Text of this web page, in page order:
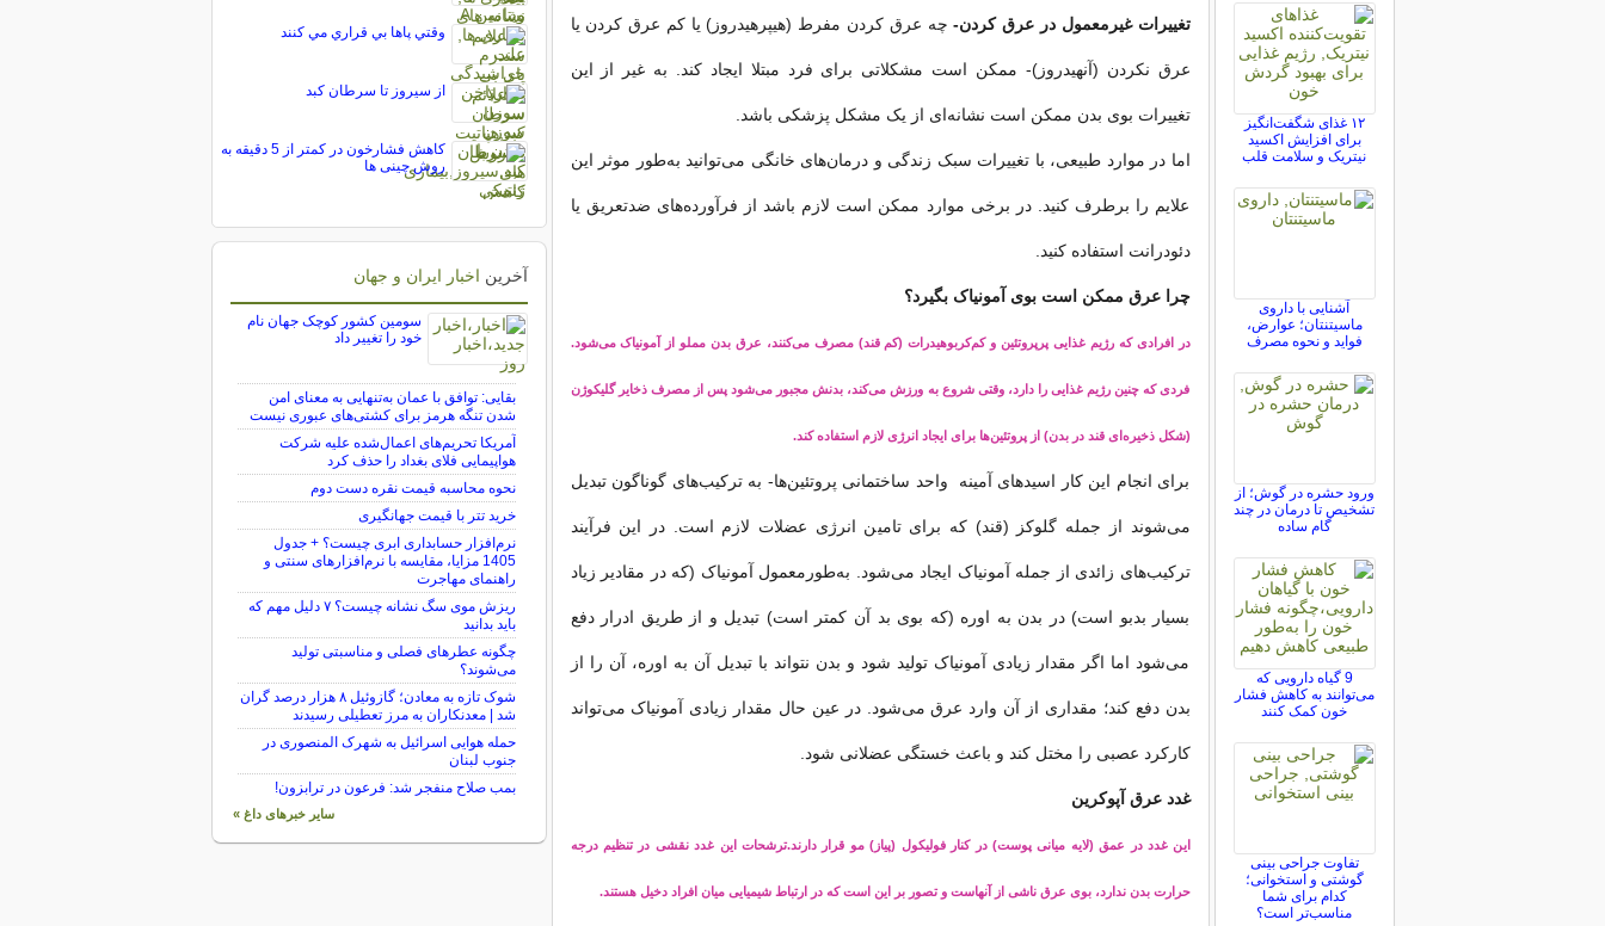
تغییرات غیرمعمول در عرق کردن-چه عرق کردن مفرط (هیپرهیدروز) یا کم عرق کردن یا
عرق نکردن (آنهیدروز)- ممکن است مشکلاتی برای فرد مبتلا ایجاد کند. به غیر از این
تغییرات بوی بدن ممکن است نشانه‌ای از یک مشکل پزشکی باشد.
اما در موارد طبیعی، با تغییرات سبک زندگی و درمان‌های خانگی می‌توانید به‌طور موثر این
علایم را برطرف کنید. در برخی موارد ممکن است لازم باشد از فرآورده‌های ضدتعریق یا
دئودرانت استفاده کنید.
چرا عرق ممکن است بوی آمونیاک بگیرد؟
در افرادی که رژیم غذایی پرپروتئین و کم‌کربوهیدرات (کم قند) مصرف می‌کنند، عرق بدن مملو از آمونیاک می‌شود.
فردی که چنین رژیم غذایی را دارد، وقتی شروع به ورزش می‌کند، بدنش مجبور می‌شود پس از مصرف ذخایر گلیکوژن
(شکل ذخیره‌ای قند در بدن) از پروتئین‌ها برای ایجاد انرژی لازم استفاده کند.
برای انجام این کار اسیدهای آمینه  واحد ساختمانی پروتئین‌ها- به ترکیب‌های گوناگون تبدیل
می‌شوند از جمله گلوکز (قند) که برای تامین انرژی عضلات لازم است. در این فرآیند
ترکیب‌های زائدی از جمله آمونیاک ایجاد می‌شود. به‌طورمعمول آمونیاک (که در مقادیر زیاد
بسیار بدبو است) در بدن به اوره (که بوی بد آن کمتر است) تبدیل و از طریق ادرار دفع
می‌شود اما اگر مقدار زیادی آمونیاک تولید شود و بدن نتواند با تبدیل آن به اوره، آن را از
بدن دفع کند؛ مقداری از آن وارد عرق می‌شود. در عین حال مقدار زیادی آمونیاک می‌تواند
کارکرد عصبی را مختل کند و باعث خستگی عضلانی شود.
غدد عرق آپوکرین
این غدد در عمق (لایه میانی پوست) در کنار فولیکول (پیاز) مو قرار دارند.ترشحات این غدد نقشی در تنظیم درجه
حرارت بدن ندارد، بوی عرق ناشی از آنهاست و تصور بر این است که در ارتباط شیمیایی میان افراد دخیل هستند.
۱۲ غذای شگفت‌انگیز
برای افزایش اکسید
نیتریک و سلامت قلب
آشنایی با داروی
ماسیتنتان؛ عوارض،
فواید و نحوه مصرف
ورود حشره در گوش؛ از
تشخیص تا درمان در چند
گام ساده
9 گیاه دارویی که
می‌توانند به کاهش فشار
خون کمک کنند
تفاوت جراحی بینی
گوشتی و استخوانی؛
کدام برای شما
مناسب‌تر است؟
وقتي پاها بي قراري مي کنند
از سیروز تا سرطان کبد
کاهش فشارخون در کمتر از 5 دقیقه به
روش چینی ها
آخرین اخبار ایران و جهان
سومین کشور کوچک جهان نام
خود را تغییر داد
بقایی: توافق با عمان به‌تنهایی به معنای امن
شدن تنگه هرمز برای کشتی‌های عبوری نیست
آمریکا تحریم‌های اعمال‌شده علیه شرکت
هواپیمایی فلای بغداد را حذف کرد
نحوه محاسبه قیمت نقره دست دوم
خرید تتر با قیمت جهانگیری
نرم‌افزار حسابداری ابری چیست؟ + جدول
1405 مزایا، مقایسه با نرم‌افزارهای سنتی و
راهنمای مهاجرت
ریزش موی سگ نشانه چیست؟ ۷ دلیل مهم که
باید بدانید
چگونه عطرهای فصلی و مناسبتی تولید
می‌شوند؟
شوک تازه به معادن؛ گازوئیل ۸ هزار درصد گران
شد | معدنکاران به مرز تعطیلی رسیدند
حمله هوایی اسرائیل به شهرک المنصوری در
جنوب لبنان
بمب صلاح منفجر شد: فرعون در ترابزون!
سایر خبرهای داغ »